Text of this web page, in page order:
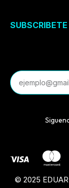
SUBSCRIBETE
© 2025